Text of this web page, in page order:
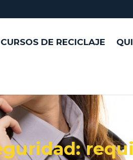
CURSOS DE RECICLAJE